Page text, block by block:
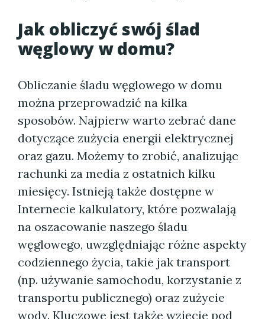
Jak obliczyć swój ślad
węglowy w domu?
Obliczanie śladu węglowego w domu
można przeprowadzić na kilka
sposobów. Najpierw warto zebrać dane
dotyczące zużycia energii elektrycznej
oraz gazu. Możemy to zrobić, analizując
rachunki za media z ostatnich kilku
miesięcy. Istnieją także dostępne w
Internecie kalkulatory, które pozwalają
na oszacowanie naszego śladu
węglowego, uwzględniając różne aspekty
codziennego życia, takie jak transport
(np. używanie samochodu, korzystanie z
transportu publicznego) oraz zużycie
wody. Kluczowe jest także wzięcie pod